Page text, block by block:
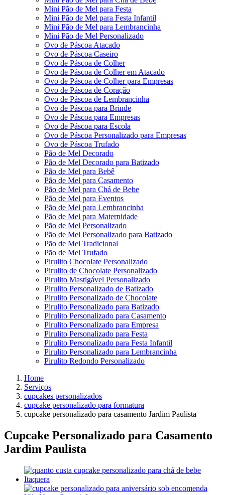
Mini Pão de Mel para Festa
Mini Pão de Mel para Festa Infantil
Mini Pão de Mel para Lembrancinha
Mini Pão de Mel Personalizado
Ovo de Páscoa Atacado
Ovo de Páscoa Caseiro
Ovo de Páscoa de Colher
Ovo de Páscoa de Colher em Atacado
Ovo de Páscoa de Colher para Empresas
Ovo de Páscoa de Coração
Ovo de Páscoa de Lembrancinha
Ovo de Páscoa para Brinde
Ovo de Páscoa para Empresas
Ovo de Páscoa para Escola
Ovo de Páscoa Personalizado para Empresas
Ovo de Páscoa Trufado
Pão de Mel Decorado
Pão de Mel Decorado para Batizado
Pão de Mel para Bebê
Pão de Mel para Casamento
Pão de Mel para Chá de Bebe
Pão de Mel para Eventos
Pão de Mel para Lembrancinha
Pão de Mel para Maternidade
Pão de Mel Personalizado
Pão de Mel Personalizado para Batizado
Pão de Mel Tradicional
Pão de Mel Trufado
Pirulito Chocolate Personalizado
Pirulito de Chocolate Personalizado
Pirulito Mastigável Personalizado
Pirulito Personalizado de Batizado
Pirulito Personalizado de Chocolate
Pirulito Personalizado para Batizado
Pirulito Personalizado para Casamento
Pirulito Personalizado para Empresa
Pirulito Personalizado para Festa
Pirulito Personalizado para Festa Infantil
Pirulito Personalizado para Lembrancinha
Pirulito Redondo Personalizado
Home
Serviços
cupcakes personalizados
cupcake personalizado para formatura
cupcake personalizado para casamento Jardim Paulista
Cupcake Personalizado para Casamento
Jardim Paulista